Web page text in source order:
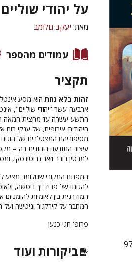
על יהודי
מאת: יעקב גולומב
עמודים מהספר
תקציר
זהות בלא נחת הוא מסע
ארבעה-עשר "יהודי שוליים",
התשע-עשרה עד מחצית המאה
היהודית-אירופית, של ענקי רוח
מסיפוריהם המצטלבים של
עיצוב התודעה היהודית בה –
למרטין בובר וזאב ז'בוטינסקי,
המפתח המקורי שגולומב מציע
להגותו של פרידריך ניטשה,
המודרנית בין לאומיות להומניזם
המחבר על קירקגור וניטשה
פרופ' חגי כנען
ביקורות ועוד